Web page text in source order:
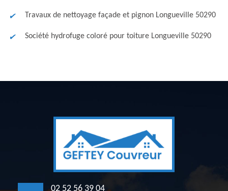
Travaux de nettoyage façade et pignon Longueville 50290
Société hydrofuge coloré pour toiture Longueville 50290
02 52 56 39 04